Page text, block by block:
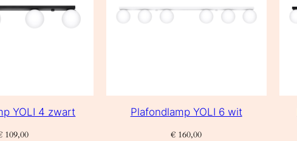
YOLI 4 zwart
109,00
Plafondlamp YOLI 6 wit
€ 160,00